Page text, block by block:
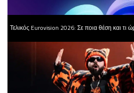
Τελικός Eurovision 2026: Σε ποια θέση και τι